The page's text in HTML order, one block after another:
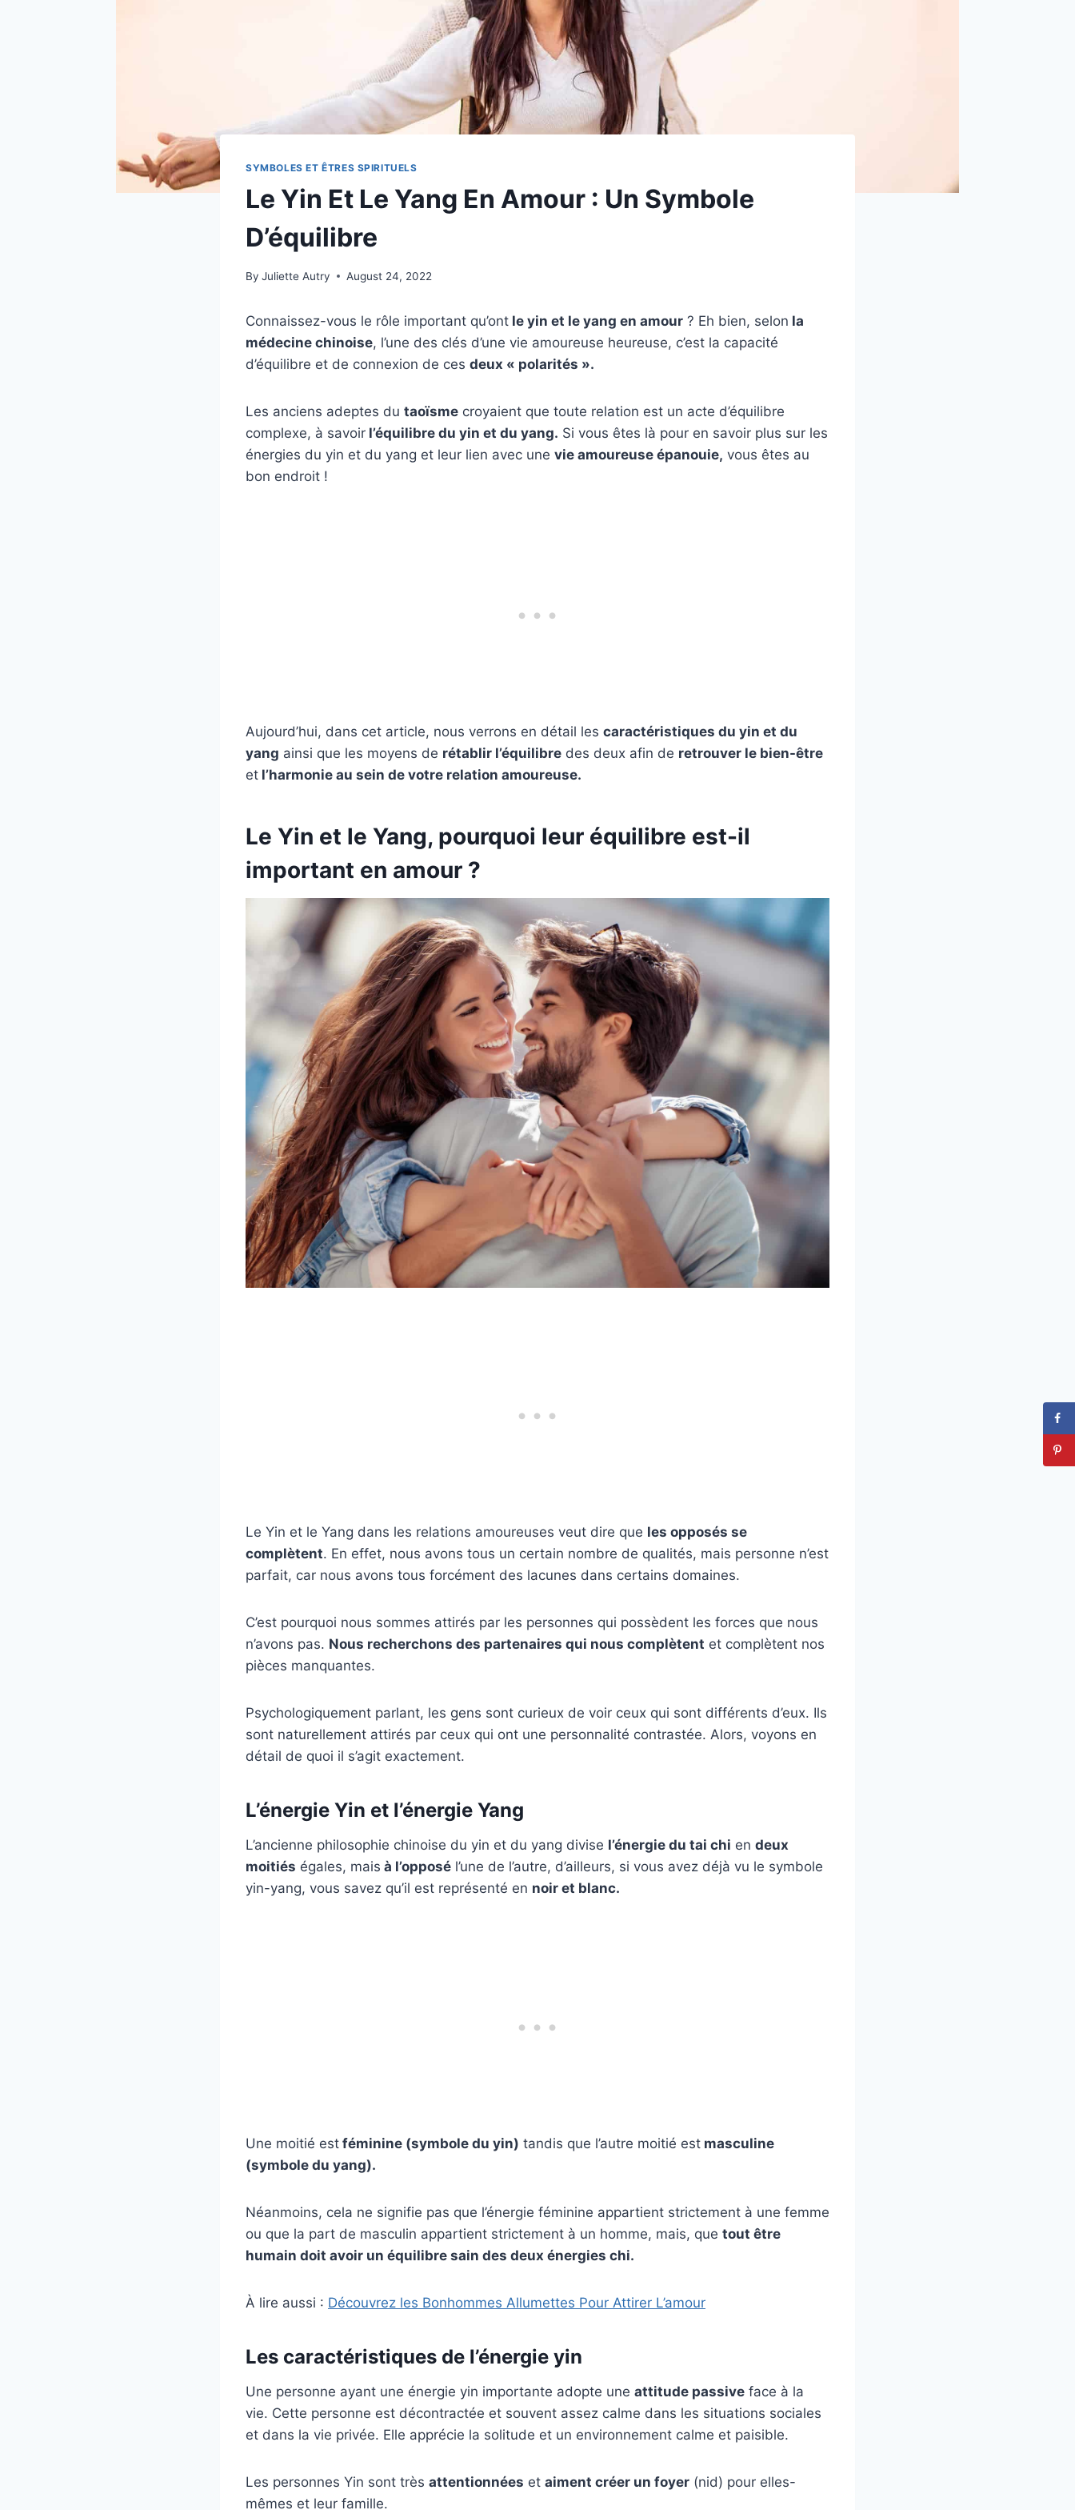
SYMBOLES ET ÊTRES SPIRITUELS
Le Yin Et Le Yang En Amour : Un Symbole
D’équilibre
By Juliette Autry August 24, 2022
Connaissez-vous le rôle important qu’ont le yin et le yang en amour ? Eh bien, selon la
médecine chinoise, l’une des clés d’une vie amoureuse heureuse, c’est la capacité
d’équilibre et de connexion de ces deux « polarités ».
Les anciens adeptes du taoïsme croyaient que toute relation est un acte d’équilibre
complexe, à savoir l’équilibre du yin et du yang. Si vous êtes là pour en savoir plus sur les
énergies du yin et du yang et leur lien avec une vie amoureuse épanouie, vous êtes au
bon endroit !
Aujourd’hui, dans cet article, nous verrons en détail les caractéristiques du yin et du
yang ainsi que les moyens de rétablir l’équilibre des deux afin de retrouver le bien-être
et l’harmonie au sein de votre relation amoureuse.
Le Yin et le Yang, pourquoi leur équilibre est-il
important en amour ?
Le Yin et le Yang dans les relations amoureuses veut dire que les opposés se
complètent. En effet, nous avons tous un certain nombre de qualités, mais personne n’est
parfait, car nous avons tous forcément des lacunes dans certains domaines.
C’est pourquoi nous sommes attirés par les personnes qui possèdent les forces que nous
n’avons pas. Nous recherchons des partenaires qui nous complètent et complètent nos
pièces manquantes.
Psychologiquement parlant, les gens sont curieux de voir ceux qui sont différents d’eux. Ils
sont naturellement attirés par ceux qui ont une personnalité contrastée. Alors, voyons en
détail de quoi il s’agit exactement.
L’énergie Yin et l’énergie Yang
L’ancienne philosophie chinoise du yin et du yang divise l’énergie du tai chi en deux
moitiés égales, mais à l’opposé l’une de l’autre, d’ailleurs, si vous avez déjà vu le symbole
yin-yang, vous savez qu’il est représenté en noir et blanc.
Une moitié est féminine (symbole du yin) tandis que l’autre moitié est masculine
(symbole du yang).
Néanmoins, cela ne signifie pas que l’énergie féminine appartient strictement à une femme
ou que la part de masculin appartient strictement à un homme, mais, que tout être
humain doit avoir un équilibre sain des deux énergies chi.
À lire aussi : Découvrez les Bonhommes Allumettes Pour Attirer L’amour
Les caractéristiques de l’énergie yin
Une personne ayant une énergie yin importante adopte une attitude passive face à la
vie. Cette personne est décontractée et souvent assez calme dans les situations sociales
et dans la vie privée. Elle apprécie la solitude et un environnement calme et paisible.
Les personnes Yin sont très attentionnées et aiment créer un foyer (nid) pour elles-
mêmes et leur famille.